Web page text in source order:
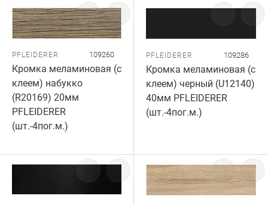
PFLEIDERER 109260
Кромка меламиновая (с
клеем) набукко
(R20169) 20мм
PFLEIDERER
(шт.-4пог.м.)
PFLEIDERER 109286
Кромка меламиновая (с
клеем) черный (U12140)
40мм PFLEIDERER
(шт.-4пог.м.)